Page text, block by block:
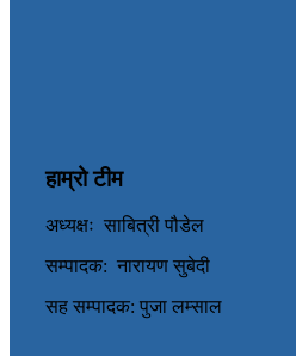
हाम्रो टीम
अध्यक्षः साबित्री पौडेल
सम्पादक: नारायण सुबेदी
सह सम्पादक: पुजा लम्साल